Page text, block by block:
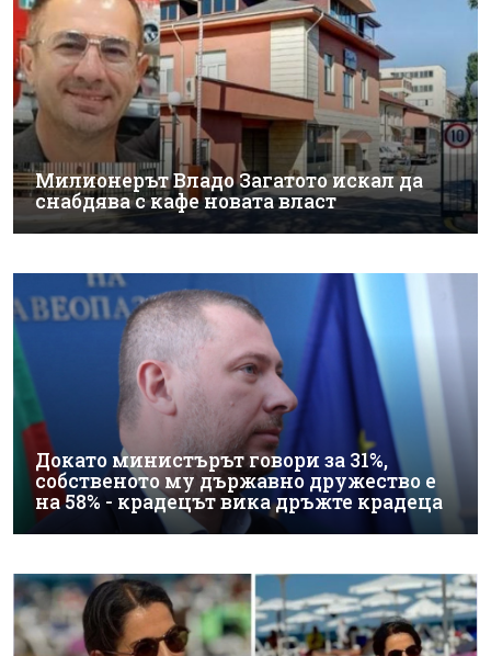
Милионерът Владо Загатото искал да
снабдява с кафе новата власт
Докато министърът говори за 31%,
собственото му държавно дружество е
на 58% - крадецът вика дръжте крадеца